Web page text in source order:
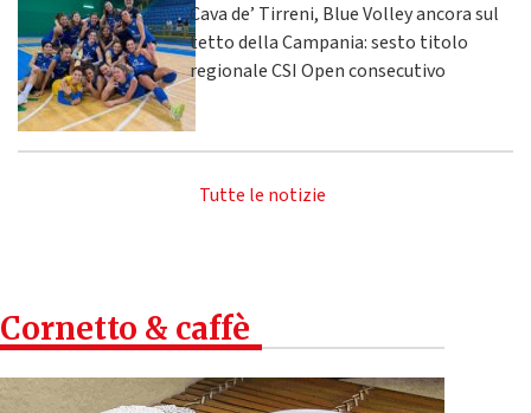
Cava de’ Tirreni, Blue Volley ancora sul
tetto della Campania: sesto titolo
regionale CSI Open consecutivo
Tutte le notizie
Cornetto & caffè